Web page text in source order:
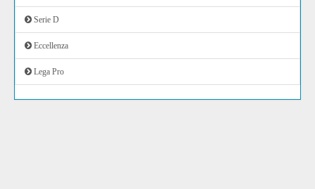
Serie D
Eccellenza
Lega Pro